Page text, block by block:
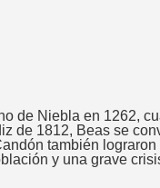
de Niebla en 1262,
de 1812, Beas se
también
y una grave